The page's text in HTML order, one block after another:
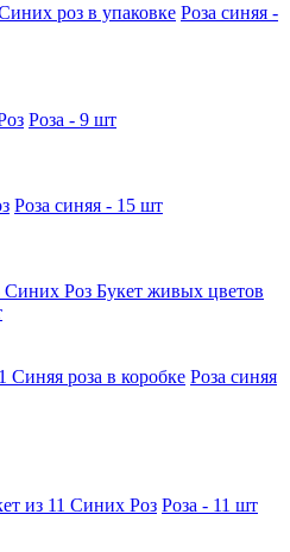
роз в упаковке Роза синяя -
Роза - 9 шт
Роза синяя - 15 шт
Букет живых цветов
Синяя роза в коробке Роза синяя
из 11 Синих Роз Роза - 11 шт